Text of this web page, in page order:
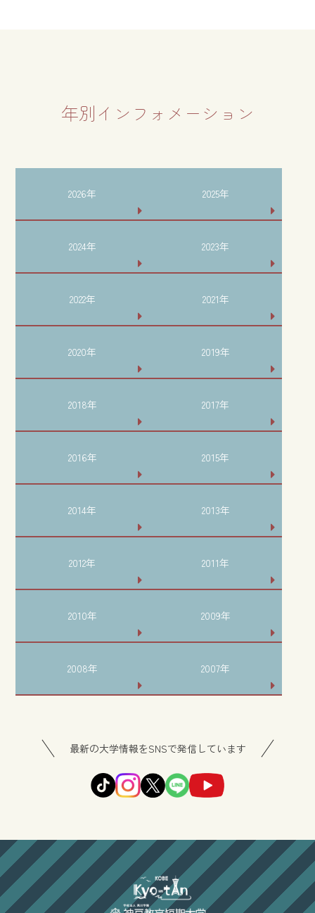
年別インフォメーション
2026年 2025年
2024年 2023年
2022年 2021年
2020年 2019年
2018年 2017年
2016年 2015年
2014年 2013年
2012年 2011年
2010年 2009年
2008年 2007年
最新の大学情報をSNSで発信しています